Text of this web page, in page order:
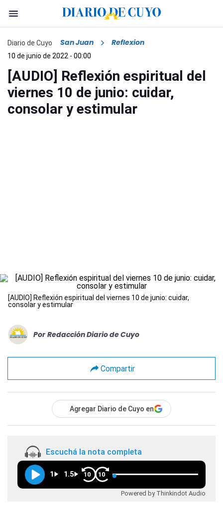
Diario de Cuyo San Juan Reflexion
10 de junio de 2022 - 00:00
[AUDIO] Reflexión espiritual del
viernes 10 de junio: cuidar,
consolar y estimular
[AUDIO] Reflexión espiritual del viernes 10 de junio: cuidar,
consolar y estimular
Por Redacción Diario de Cuyo
Compartir
Agregar Diario de Cuyo en
Escuchá la nota completa
1 1.5 10 10
Powered by Thinkindot Audio